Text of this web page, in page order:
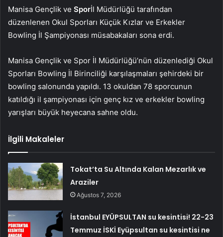
Manisa Gençlik ve Sporİl Müdürlüğü tarafından
düzenlenen Okul Sporları Küçük Kızlar ve Erkekler
Bowling İl Şampiyonası müsabakaları sona erdi.
Manisa Gençlik ve Spor İl Müdürlüğü’nün düzenlediği Okul
Sporları Bowling İl Birinciliği karşılaşmaları şehirdeki bir
bowling salonunda yapıldı. 13 okuldan 78 sporcunun
katıldığı il şampiyonası için genç kız ve erkekler bowling
yarışları büyük heyecana sahne oldu.
İlgili Makaleler
Tokat’ta Su Altında Kalan Mezarlık ve
Araziler
Ağustos 7, 2026
İstanbul EYÜPSULTAN su kesintisi! 22-23
Temmuz İSKİ Eyüpsultan su kesintisi ne